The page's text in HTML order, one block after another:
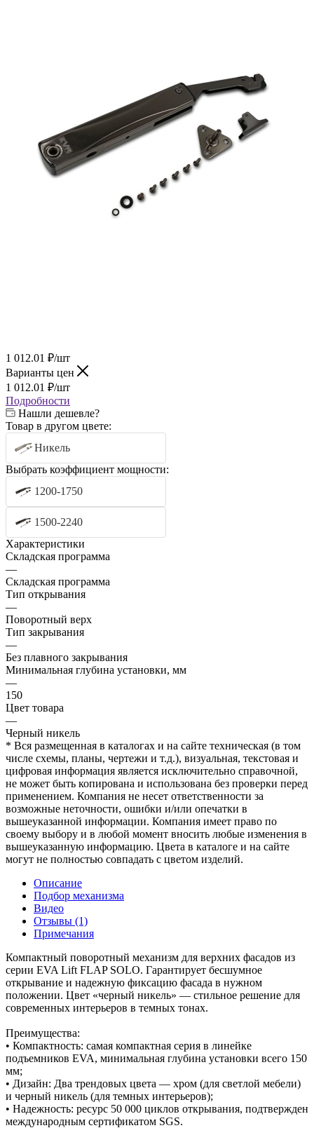
1 012.01 ₽/шт
Варианты цен
1 012.01 ₽/шт
Подробности
Нашли дешевле?
Товар в другом цвете:
Никель
Выбрать коэффициент мощности:
1200-1750
1500-2240
Характеристики
Складская программа
—
Складская программа
Тип открывания
—
Поворотный верх
Тип закрывания
—
Без плавного закрывания
Минимальная глубина установки, мм
—
150
Цвет товара
—
Черный никель
* Вся размещенная в каталогах и на сайте техническая (в том
числе схемы, планы, чертежи и т.д.), визуальная, текстовая и
цифровая информация является исключительно справочной,
не может быть копирована и использована без проверки перед
применением. Компания не несет ответственности за
возможные неточности, ошибки и/или опечатки в
вышеуказанной информации. Компания имеет право по
своему выбору и в любой момент вносить любые изменения в
вышеуказанную информацию. Цвета в каталоге и на сайте
могут не полностью совпадать с цветом изделий.
Описание
Подбор механизма
Видео
Отзывы (1)
Примечания
Компактный поворотный механизм для верхних фасадов из
серии EVA Lift FLAP SOLO. Гарантирует бесшумное
открывание и надежную фиксацию фасада в нужном
положении. Цвет «черный никель» — стильное решение для
современных интерьеров в темных тонах.
Преимущества:
• Компактность: самая компактная серия в линейке
подъемников EVA, минимальная глубина установки всего 150
мм;
• Дизайн: Два трендовых цвета — хром (для светлой мебели)
и черный никель (для темных интерьеров);
• Надежность: ресурс 50 000 циклов открывания, подтвержден
международным сертификатом SGS.